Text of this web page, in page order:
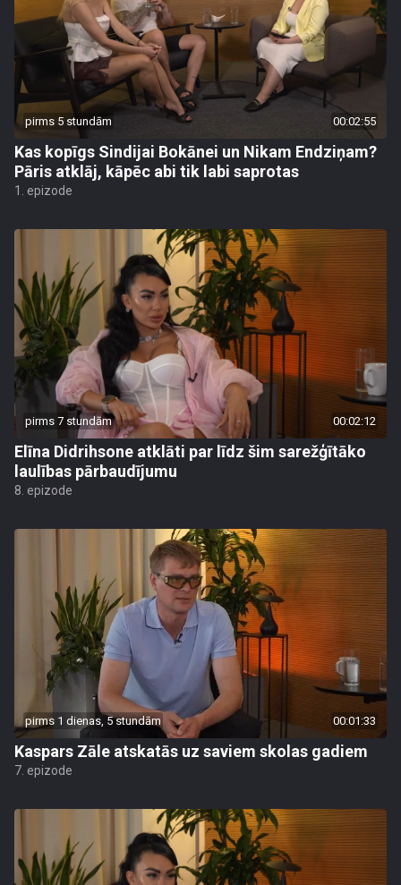
pirms 5 stundām 00:02:55
Kas kopīgs Sindijai Bokānei un Nikam Endziņam?
Pāris atklāj, kāpēc abi tik labi saprotas
1. epizode
pirms 7 stundām 00:02:12
Elīna Didrihsone atklāti par līdz šim sarežģītāko
laulības pārbaudījumu
8. epizode
pirms 1 dienas, 5 stundām 00:01:33
Kaspars Zāle atskatās uz saviem skolas gadiem
7. epizode